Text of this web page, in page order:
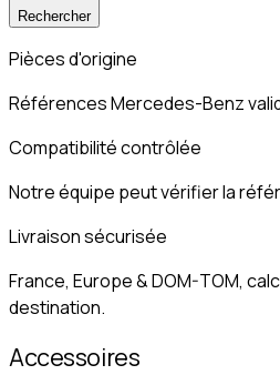
Rechercher
Pièces d'origine
Références Mercedes-Benz
Compatibilité contrôlée
Notre équipe peut vérifier la
Livraison sécurisée
France, Europe & DOM-TOM,
destination.
Accessoires